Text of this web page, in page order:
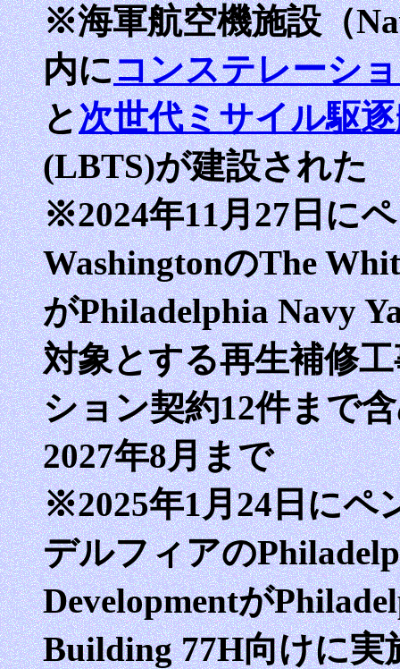
※海軍航空機施設（
内にコンステレーシ
と次世代ミサイル駆
(LBTS)が建設された
※2024年11月27日に
WashingtonのThe
がPhiladelphia Navy
対象とする再生補修
ション契約12件まで
2027年8月まで
※2025年1月24日にペ
デルフィアの
Developmentが
Building 77H向けに